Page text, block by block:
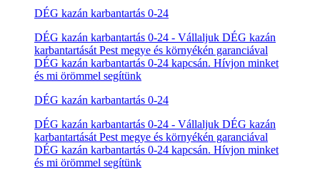
DÉG kazán karbantartás 0-24
DÉG kazán karbantartás 0-24 - Vállaljuk DÉG kazán
karbantartását Pest megye és környékén garanciával
DÉG kazán karbantartás 0-24 kapcsán. Hívjon minket
és mi örömmel segítünk
DÉG kazán karbantartás 0-24
DÉG kazán karbantartás 0-24 - Vállaljuk DÉG kazán
karbantartását Pest megye és környékén garanciával
DÉG kazán karbantartás 0-24 kapcsán. Hívjon minket
és mi örömmel segítünk